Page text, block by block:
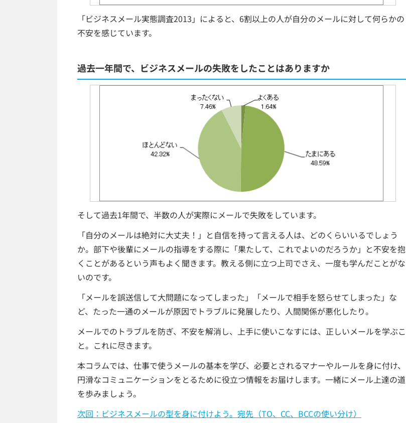
「ビジネスメール実態調査2013」によると、6割以上の人が自分のメールに対して何らかの
不安を感じています。
過去一年間で、ビジネスメールの失敗をしたことはありますか
そして過去1年間で、半数の人が実際にメールで失敗をしています。
「自分のメールは絶対に大丈夫！」と自信を持って言える人は、どのくらいいるでしょう
か。部下や後輩にメールの指導をする際に「果たして、これでよいのだろうか」と不安を抱
くことがあるという声もよく聞きます。教える側に立つ上司でさえ、一度も学んだことがな
いのです。
「メールを誤送信して大問題になってしまった」「メールで相手を怒らせてしまった」な
ど、たった一通のメールが原因でトラブルに発展したり、人間関係が悪化したり。
メールでのトラブルを防ぎ、不安を解消し、上手に使いこなすには、正しいメールを学ぶこ
と。これに尽きます。
本コラムでは、仕事で使うメールの基本を学び、必要とされるマナーやルールを身に付け、
円滑なコミュニケーションをとるために役立つ情報をお届けします。一緒にメール上達の道
を歩みましょう。
次回：ビジネスメールの型を身に付けよう。宛先（TO、CC、BCCの使い分け）